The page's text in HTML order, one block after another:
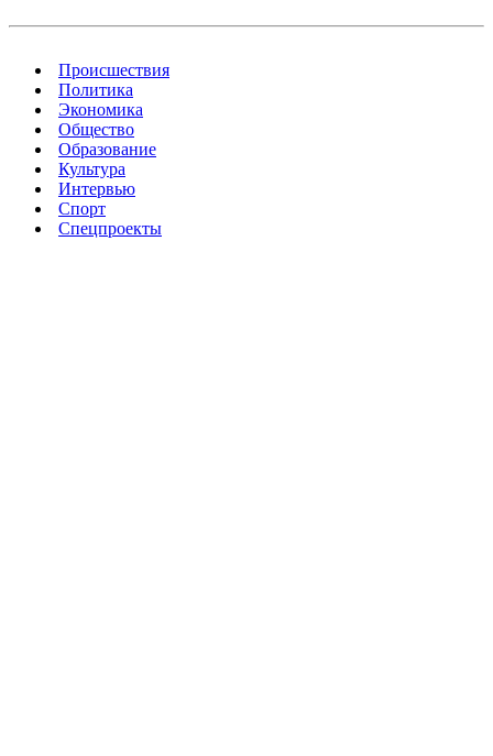
Происшествия
Политика
Экономика
Общество
Образование
Культура
Интервью
Спорт
Спецпроекты